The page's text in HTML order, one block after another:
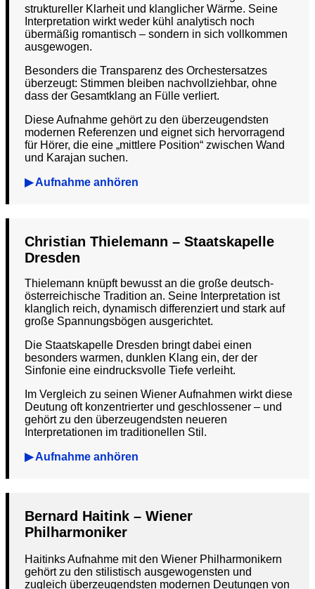
struktureller Klarheit und klanglicher Wärme. Seine
Interpretation wirkt weder kühl analytisch noch
übermäßig romantisch – sondern in sich vollkommen
ausgewogen.
Besonders die Transparenz des Orchestersatzes
überzeugt: Stimmen bleiben nachvollziehbar, ohne
dass der Gesamtklang an Fülle verliert.
Diese Aufnahme gehört zu den überzeugendsten
modernen Referenzen und eignet sich hervorragend
für Hörer, die eine „mittlere Position“ zwischen Wand
und Karajan suchen.
▶ Aufnahme anhören
Christian Thielemann – Staatskapelle
Dresden
Thielemann knüpft bewusst an die große deutsch-
österreichische Tradition an. Seine Interpretation ist
klanglich reich, dynamisch differenziert und stark auf
große Spannungsbögen ausgerichtet.
Die Staatskapelle Dresden bringt dabei einen
besonders warmen, dunklen Klang ein, der der
Sinfonie eine eindrucksvolle Tiefe verleiht.
Im Vergleich zu seinen Wiener Aufnahmen wirkt diese
Deutung oft konzentrierter und geschlossener – und
gehört zu den überzeugendsten neueren
Interpretationen im traditionellen Stil.
▶ Aufnahme anhören
Bernard Haitink – Wiener
Philharmoniker
Haitinks Aufnahme mit den Wiener Philharmonikern
gehört zu den stilistisch ausgewogensten und
zugleich überzeugendsten modernen Deutungen von